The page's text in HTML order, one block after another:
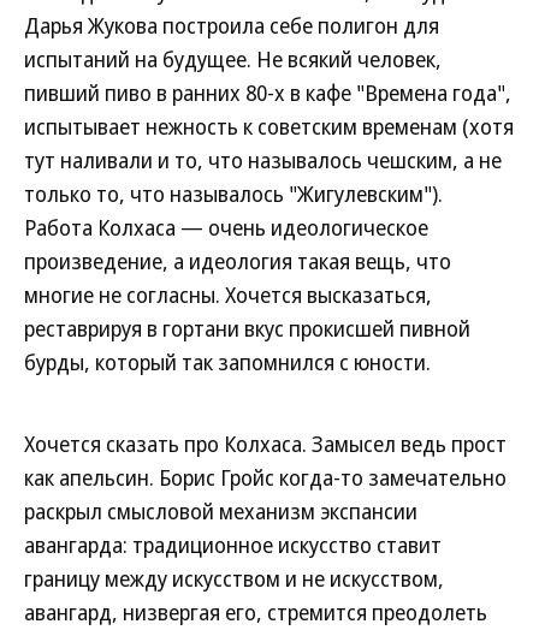
Дарья Жукова построила себе полигон для
испытаний на будущее. Не всякий человек,
пивший пиво в ранних 80-х в кафе "Времена года",
испытывает нежность к советским временам (хотя
тут наливали и то, что называлось чешским, а не
только то, что называлось "Жигулевским").
Работа Колхаса — очень идеологическое
произведение, а идеология такая вещь, что
многие не согласны. Хочется высказаться,
реставрируя в гортани вкус прокисшей пивной
бурды, который так запомнился с юности.
Хочется сказать про Колхаса. Замысел ведь прост
как апельсин. Борис Гройс когда-то замечательно
раскрыл смысловой механизм экспансии
авангарда: традиционное искусство ставит
границу между искусством и не искусством,
авангард, низвергая его, стремится преодолеть